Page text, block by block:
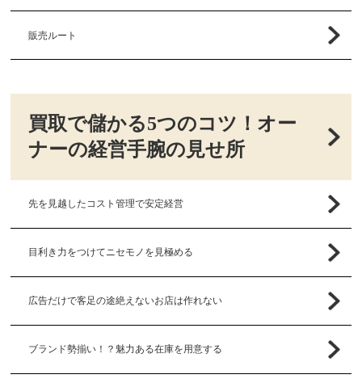
販売ルート
買取で儲かる5つのコツ！オー
ナーの経営手腕の見せ所
先を見越したコスト管理で安定経営
目利き力をつけてニセモノを見極める
広告だけで客足の途絶えないお店は作れない
ブランド勢揃い！？魅力ある在庫を用意する